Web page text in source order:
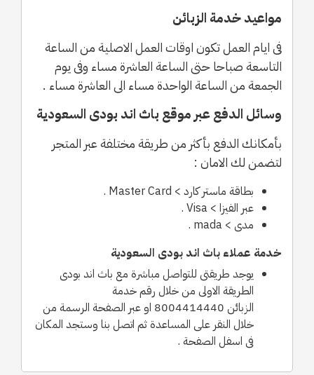
مواعيد خدمة الزبائن
فى ايام العمل تكون اوقات العمل الاصلية من الساعة
التاسعة صباحا حتى الساعة العاشرة مساء وفى يوم
الجمعة من الساعة الواحدة مساء الى العاشرة مساء .
وسائل الدفع عبر موقع باث اند بودى السعودية
بأمكانك الدفع بأكثر من طريقة مختلفة عبر المتجر
لتضمن لك الامان :
بطاقة ماستر كارد > Master Card .
عبر الفيزا > Visa .
مدى > mada .
خدمة عملاء باث اند بودى السعودية
يوجد طريقتى للتواصل مباشرة مع باث اند بودى
الطريقة الاولى من خلال رقم خدمة
الزبائن 8004414440 او عبر الصفحة الرسمة من
خلال النقر على المساعدة ثم اتصل بنا وستجد المكان
فى اسفل الصفحة .